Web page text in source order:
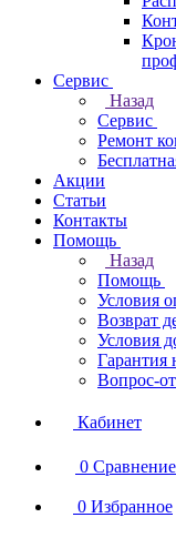
Сервис
Назад
Сервис
Ремонт
Акции
Статьи
Контакты
Помощь
Назад
Помощь
Условия
Возврат
Условия
Гарантия
Вопрос-
Кабинет
0 Сравнение
0 Избранное